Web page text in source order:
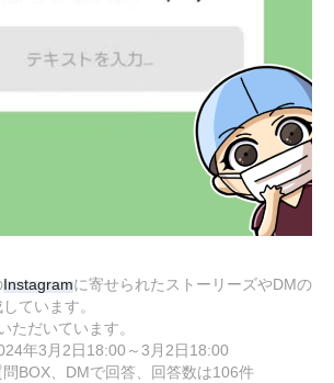
Instagramに寄せられたストーリーズやDMの
ています。
ただいています。
年3月2日18:00～3月2日18:00
BOX、DMで回答、回答数は106件